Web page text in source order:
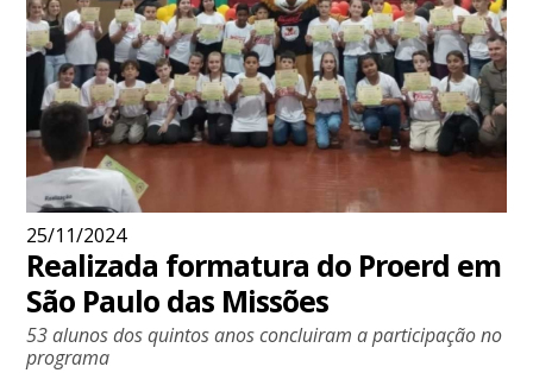
25/11/2024
Realizada formatura do Proerd em
São Paulo das Missões
53 alunos dos quintos anos concluiram a participação no
programa